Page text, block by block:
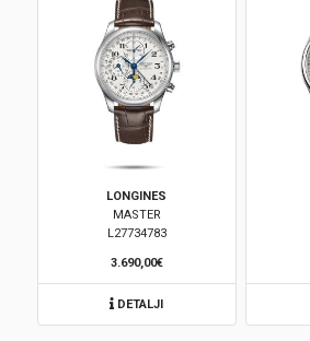
Loyalty Club
Brendovi
Swiss🇨🇭
Satovi
LONGINES
MASTER
L27734783
3.690,00€
DETALJI